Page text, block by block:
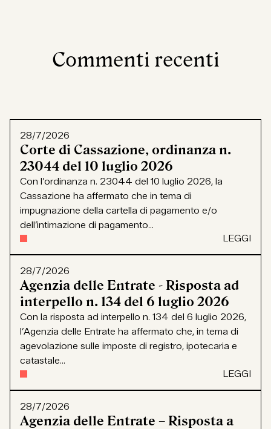
Commenti recenti
28/7/2026
Corte di Cassazione, ordinanza n.
23044 del 10 luglio 2026
Con l’ordinanza n. 23044 del 10 luglio 2026, la
Cassazione ha affermato che in tema di
impugnazione della cartella di pagamento e/o
dell’intimazione di pagamento...
LEGGI
28/7/2026
Agenzia delle Entrate - Risposta ad
interpello n. 134 del 6 luglio 2026
Con la risposta ad interpello n. 134 del 6 luglio 2026,
l’Agenzia delle Entrate ha affermato che, in tema di
agevolazione sulle imposte di registro, ipotecaria e
catastale...
LEGGI
28/7/2026
Agenzia delle Entrate – Risposta a